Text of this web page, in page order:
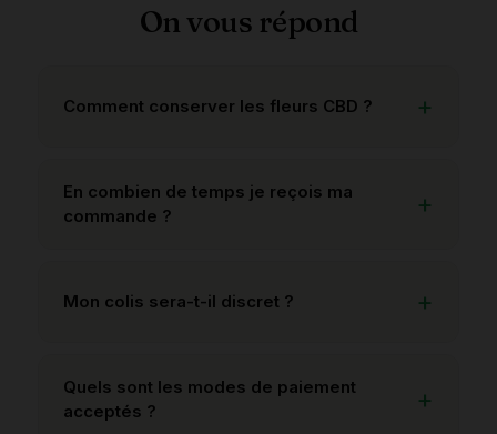
On vous répond
Comment conserver les fleurs CBD ?
En combien de temps je reçois ma
commande ?
Mon colis sera-t-il discret ?
Quels sont les modes de paiement
acceptés ?